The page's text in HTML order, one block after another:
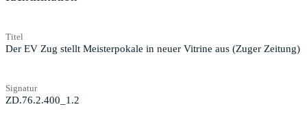
Titel
Der EV Zug stellt Meisterpokale in neuer Vitrine aus (Zuger Zeitung)
Signatur
ZD.76.2.400_1.2